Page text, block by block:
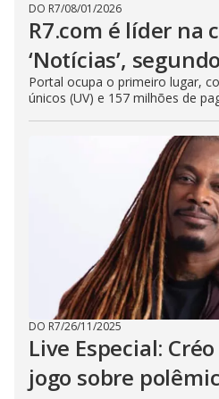
DO R7/08/01/2026
R7.com é líder na
‘Notícias’,
Portal ocupa o primeiro lugar,
únicos (UV) e 157 milhões de
DO R7/26/11/2025
Live Especial:
jogo sobre